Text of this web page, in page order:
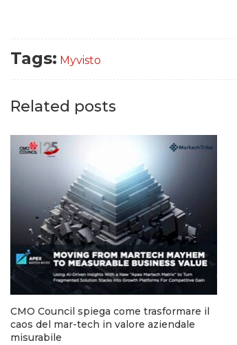
Tags: Myvisto
Related posts
CMO Council spiega come trasformare il
caos del mar-tech in valore aziendale
misurabile